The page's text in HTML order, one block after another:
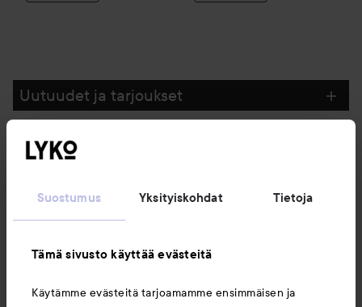
Suostumus Yksityiskohdat Tietoja
Tämä sivusto käyttää evästeitä
Käytämme evästeitä tarjoamamme ensimmäisen ja
Uutuudet ja tarjoukset
Seuraa meitä
Asiakaspalvelu
Tietoja